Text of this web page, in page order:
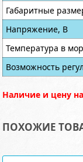
Габаритные
Напряжение, В
Температура в
Возможность
Наличие и цену
ПОХОЖИЕ